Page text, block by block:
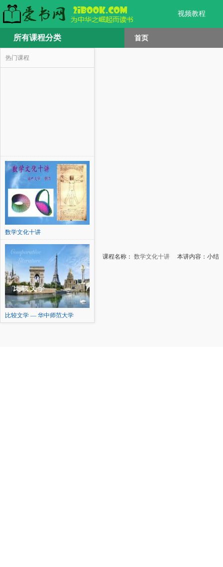
视频教程
所有课程分类 首页
热门课程
数学文化十讲
比较文学 — 华中师范大学
课程名称： 数学文化十讲 本讲内容：小结